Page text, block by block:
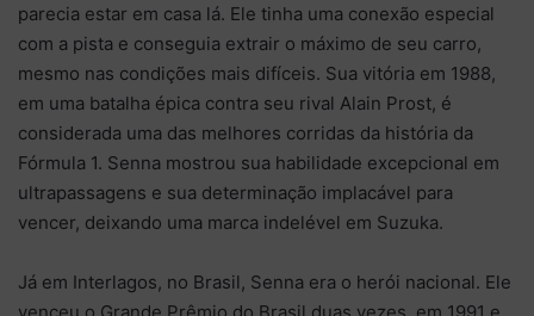
parecia estar em casa lá. Ele tinha uma conexão especial
com a pista e conseguia extrair o máximo de seu carro,
mesmo nas condições mais difíceis. Sua vitória em 1988,
em uma batalha épica contra seu rival Alain Prost, é
considerada uma das melhores corridas da história da
Fórmula 1. Senna mostrou sua habilidade excepcional em
ultrapassagens e sua determinação implacável para
vencer, deixando uma marca indelével em Suzuka.
Já em Interlagos, no Brasil, Senna era o herói nacional. Ele